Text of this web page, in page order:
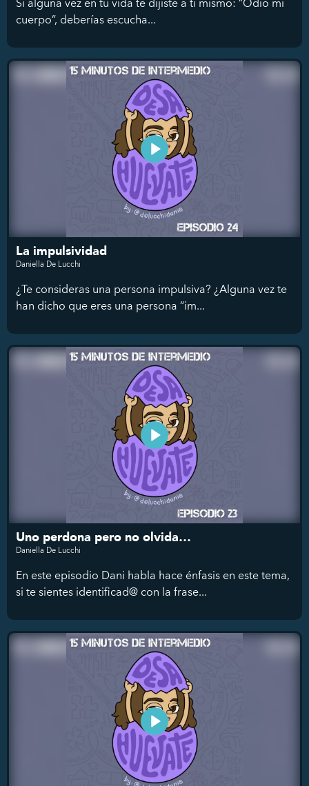
cuerpo”, deberías escucha...
La impulsividad
Daniella De Lucchi
¿Te consideras una persona impulsiva? ¿Alguna vez te
han dicho que eres una persona “im...
Uno perdona pero no olvida…
Daniella De Lucchi
En este episodio Dani habla hace énfasis en este tema,
si te sientes identificad@ con la frase...